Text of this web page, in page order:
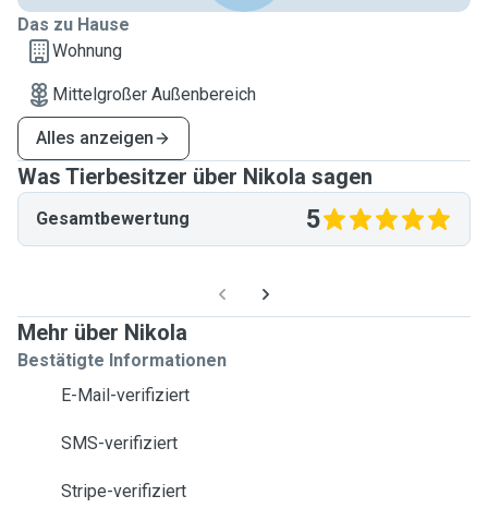
Das zu Hause
Wohnung
Mittelgroßer Außenbereich
Alles anzeigen
Was Tierbesitzer über Nikola sagen
Gesamtbewertung 5
Mehr über Nikola
Bestätigte Informationen
E-Mail-verifiziert
SMS-verifiziert
Stripe-verifiziert